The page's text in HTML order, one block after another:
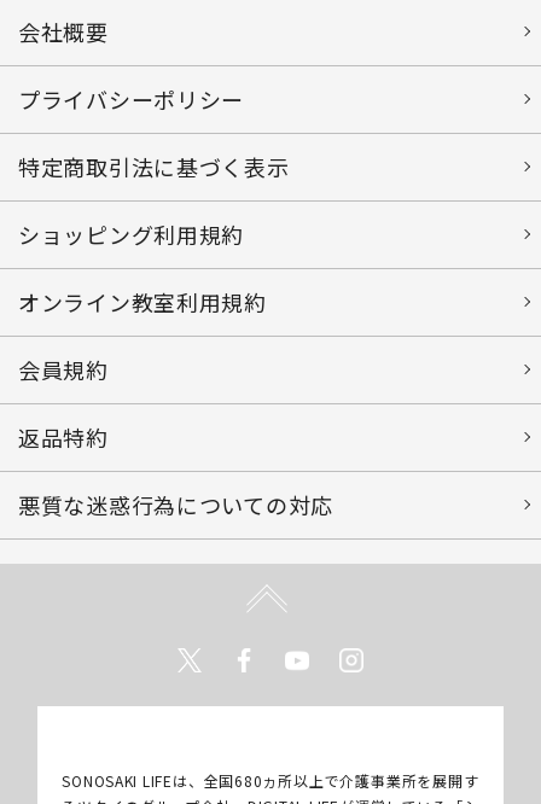
ご利用ガイド
よくあるご質問
お問い合わせ
会社概要
プライバシーポリシー
特定商取引法に基づく表示
ショッピング利用規約
オンライン教室利用規約